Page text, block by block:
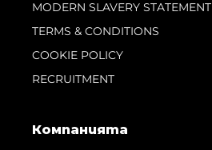
MODERN SLAVERY STATEMENT
TERMS & CONDITIONS
COOKIE POLICY
RECRUITMENT
Компанията